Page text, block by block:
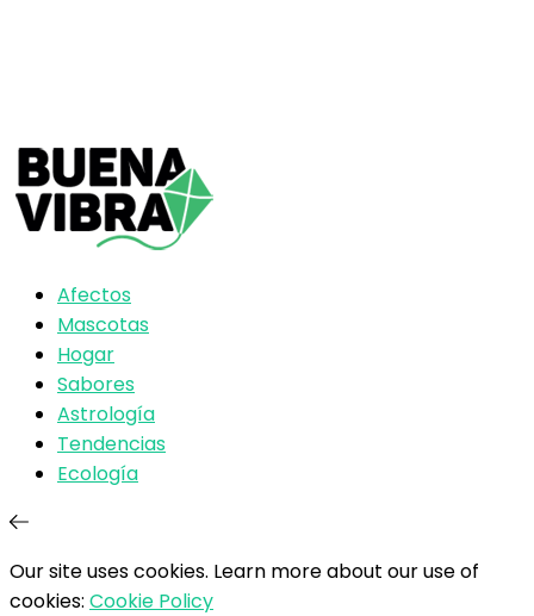
Afectos
Mascotas
Hogar
Sabores
Astrología
Tendencias
Ecología
Our site uses cookies. Learn more about our use of
cookies: Cookie Policy